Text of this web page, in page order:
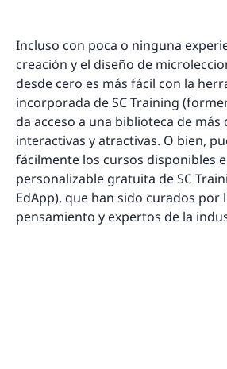
Incluso con poca o ninguna
creación y el diseño de
desde cero es más fácil con la
incorporada de SC Training
da acceso a una biblioteca de más
interactivas y atractivas. O bien,
fácilmente los cursos disponibles
personalizable gratuita de SC
EdApp), que han sido curados por
pensamiento y expertos de la